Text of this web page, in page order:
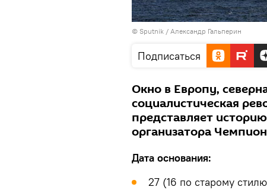
© Sputnik / Александр Гальперин
Подписаться
Окно в Европу,
социалистическая
представляет
организатора
Дата основания:
27 (16 по старому